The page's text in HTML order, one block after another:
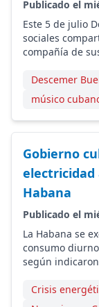
Publicado el
Este 5 de julio
sociales
compañía de
Descemer
músico
Gobierno
electricidad
Habana
Publicado el
La Habana se
consumo
según
Crisis